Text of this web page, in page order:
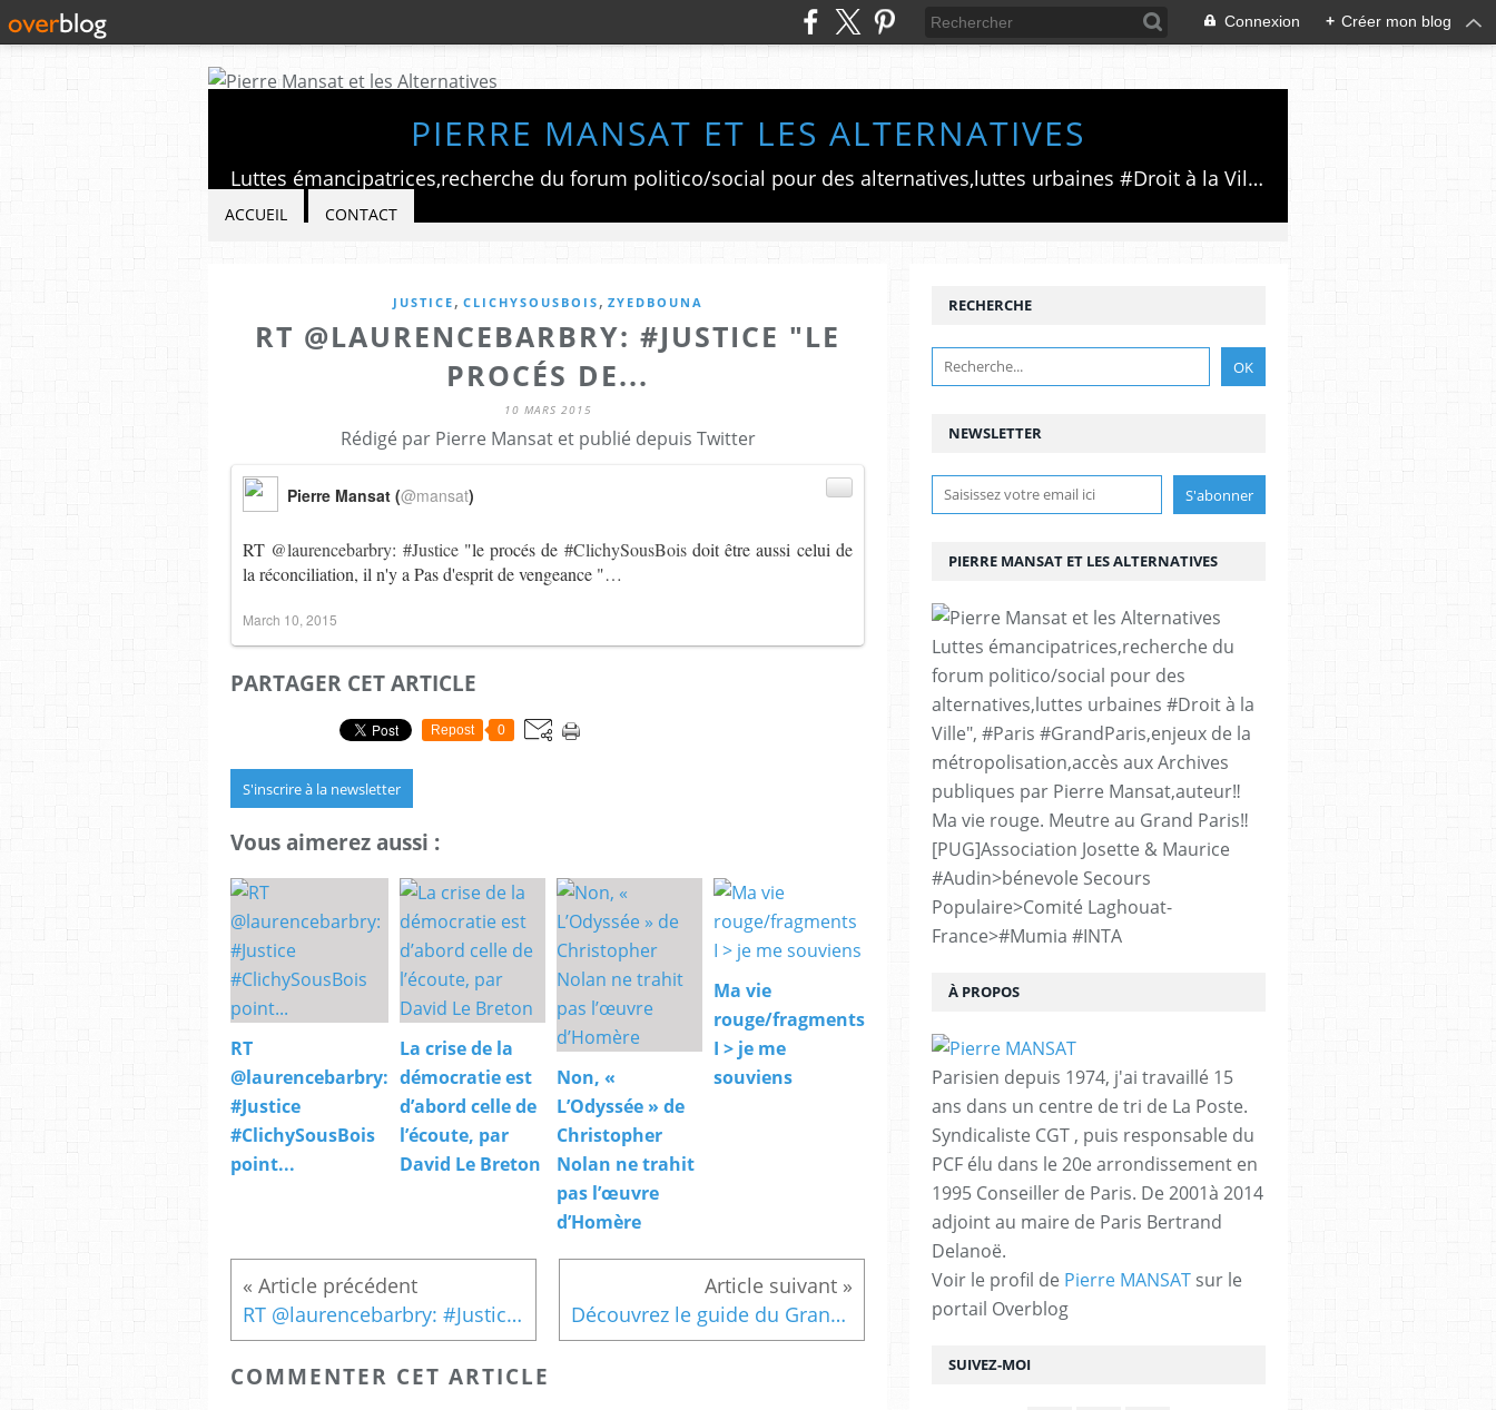
Connexion + Créer mon blog
PIERRE MANSAT ET LES ALTERNATIVES
Luttes émancipatrices,recherche du forum politico/social pour des alternatives,luttes urbaines #Droit à la Ville", #Paris #GrandParis,enjeux de la métropolisation,accès aux Archives publiques par Pierre Mansat,auteur‼️Ma vie rouge. Meutre au Grand Paris‼️[PUG]Association Josette & Maurice #Audin>bénevole Secours Populaire>Comité Laghouat-France>#Mumia #INTA
ACCUEIL CONTACT
JUSTICE , CLICHYSOUSBOIS , ZYEDBOUNA
RT @LAURENCEBARBRY: #JUSTICE "LE
PROCÉS DE...
10 MARS 2015
Rédigé par Pierre Mansat et publié depuis Twitter
RT @laurencebarbry: #Justice"le procés de #ClichySousBoisdoit être aussi celui de
la réconciliation, il n'y a Pas d'esprit de vengeance "…
Pierre Mansat (@mansat)
March 10, 2015
PARTAGER CET ARTICLE
Repost 0
S'inscrire à la newsletter
Vous aimerez aussi :
RT
@laurencebarbry:
#Justice
#ClichySousBois
point...
La crise de la
démocratie est
d’abord celle de
l’écoute, par
David Le Breton
Non, «
L’Odyssée » de
Christopher
Nolan ne trahit
pas l’œuvre
d’Homère
Ma vie
rouge/fragments
I > je me
souviens
RT @laurencebarbry: #Justice #ClichySousBois point... Découvrez le guide du Grand Paris – Hors série...
COMMENTER CET ARTICLE
NEWSLETTER
SUIVEZ-MOI
RECHERCHE
PIERRE MANSAT ET LES ALTERNATIVES
Luttes émancipatrices,recherche du
forum politico/social pour des
alternatives,luttes urbaines #Droit à la
Ville", #Paris #GrandParis,enjeux de la
métropolisation,accès aux Archives
publiques par Pierre Mansat,auteur‼️
Ma vie rouge. Meutre au Grand Paris‼️
[PUG]Association Josette & Maurice
#Audin>bénevole Secours
Populaire>Comité Laghouat-
France>#Mumia #INTA
À PROPOS
Parisien depuis 1974, j'ai travaillé 15
ans dans un centre de tri de La Poste.
Syndicaliste CGT , puis responsable du
PCF élu dans le 20e arrondissement en
1995 Conseiller de Paris. De 2001à 2014
adjoint au maire de Paris Bertrand
Delanoë.
Voir le profil de Pierre MANSAT sur le
portail Overblog